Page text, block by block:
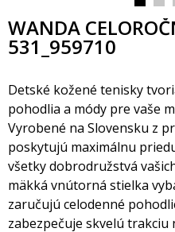
WANDA
531_959710
Detské kožené tenisky
pohodlia a módy pre vaše
Vyrobené na Slovensku z
poskytujú maximálnu
všetky dobrodružstvá
mäkká vnútorná stielka
zaručujú celodenné
zabezpečuje skvelú trakciu